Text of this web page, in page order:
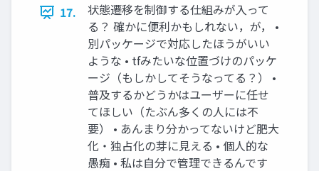
17.
状態遷移を制御する仕組みが入って
る？ 確かに便利かもしれない，が， •
別パッケージで対応したほうがいい
ような • tfみたいな位置づけのパッケ
ージ（もしかしてそうなってる？） •
普及するかどうかはユーザーに任せ
てほしい（たぶん多くの人には不
要） • あんまり分かってないけど肥大
化・独占化の芽に見える • 個人的な
愚痴 • 私は自分で管理できるんです